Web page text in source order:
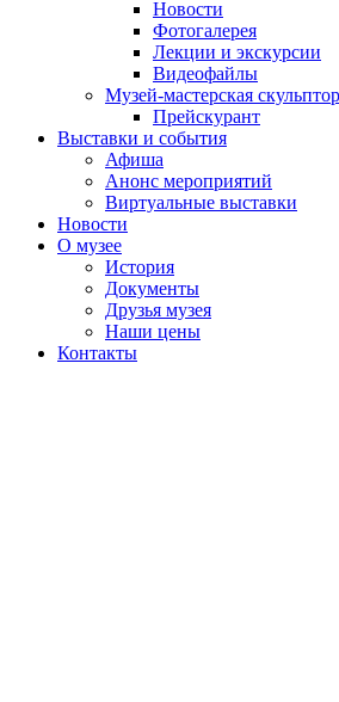
Новости
Фотогалерея
Лекции и экскурсии
Видеофайлы
Музей-мастерская
Прейскурант
Выставки и события
Афиша
Анонс мероприятий
Виртуальные выставки
Новости
О музее
История
Документы
Друзья музея
Наши цены
Контакты